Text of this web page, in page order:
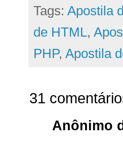
Tags: Apostila
de HTML,
PHP, Apostila
31
Anônimo